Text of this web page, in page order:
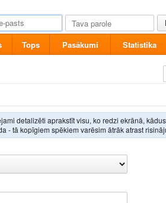
Tops Pasākumi Statistika
detalizēti aprakstīt visu, ko redzi ekrānā,
- tā kopīgiem spēkiem varēsim ātrāk atrast